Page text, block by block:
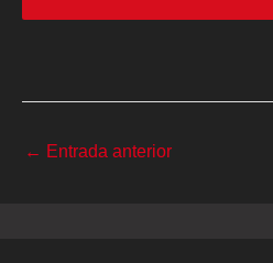
← Entrada anterior